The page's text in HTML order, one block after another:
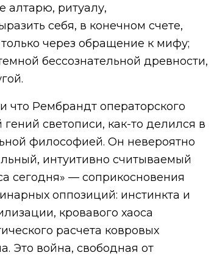
алтарю, ритуалу,
себя, в конечном счете,
через обращение к мифу;
бессознательной древности,
что Рембрандт операторского
гений светописи, как-то делился в
философией. Он невероятно
интуитивно считываемый
сегодня» — соприкосновения
оппозиций: инстинкта и
кровавого хаоса
расчета ковровых
Это война, свободная от